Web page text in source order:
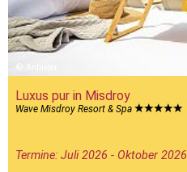
Luxus pur in Misdroy
Wave Misdroy Resort & Spa
Termine: Juli 2026 - Oktober 2026